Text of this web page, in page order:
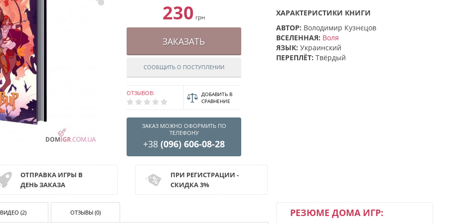
230 грн
ЗАКАЗАТЬ
СООБЩИТЬ О ПОСТУПЛЕНИИ
ОТЗЫВОВ:
ДОБАВИТЬ В
СРАВНЕНИЕ
ЗАКАЗ МОЖНО ОФОРМИТЬ ПО
ТЕЛЕФОНУ
+38 (096) 606-08-28
ХАРАКТЕРИСТИКИ КНИГИ
АВТОР: Володимир Кузнєцов
ВСЕЛЕННАЯ: Воля
ЯЗЫК: Украинский
ПЕРЕПЛЁТ: Твёрдый
ОТПРАВКА ИГРЫ В
ДЕНЬ ЗАКАЗА
ПРИ РЕГИСТРАЦИИ -
СКИДКА 3%
РЕЗЮМЕ ДОМА ИГР:
ВИДЕО (2) ОТЗЫВЫ (0)